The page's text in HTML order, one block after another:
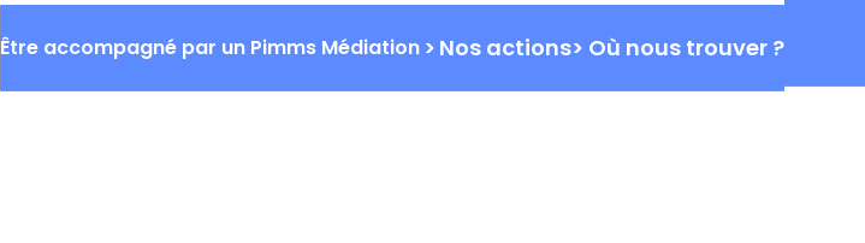
QUI SOMMES-NOUSACTUALITÉSFORMATIONSPARTENAIRES
Être accompagné par un Pimms Médiation > Nos actions> Où nous trouver ?
CONTACT